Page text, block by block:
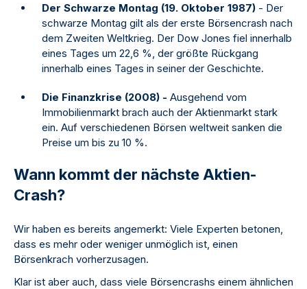
Der Schwarze Montag (19. Oktober 1987) - Der
schwarze Montag gilt als der erste Börsencrash nach
dem Zweiten Weltkrieg. Der Dow Jones fiel innerhalb
eines Tages um 22,6 %, der größte Rückgang
innerhalb eines Tages in seiner der Geschichte.
Die Finanzkrise (2008) - Ausgehend vom
Immobilienmarkt brach auch der Aktienmarkt stark
ein. Auf verschiedenen Börsen weltweit sanken die
Preise um bis zu 10 %.
Wann kommt der nächste Aktien-
Crash?
Wir haben es bereits angemerkt: Viele Experten betonen,
dass es mehr oder weniger unmöglich ist, einen
Börsenkrach vorherzusagen.
Klar ist aber auch, dass viele Börsencrashs einem ähnlichen